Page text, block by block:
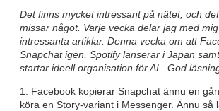
Det finns mycket intressant på nätet, och
missar något. Varje vecka delar jag med
intressanta artiklar. Denna vecka om att
Snapchat igen, Spotify lanserar i Japan
startar ideell organisation för AI . God
1. Facebook kopierar Snapchat ännu en
köra en Story-variant i Messenger. Ännu så